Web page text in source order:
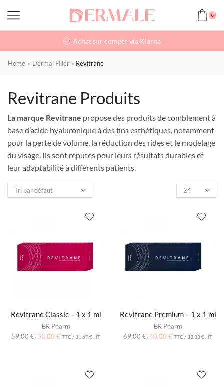
0
Achat sur compte via Klarna
Home » Dermal Filler » Revitrane
Revitrane Produits
La marque Revitrane propose des produits de comblement à
base d’acide hyaluronique à des fins esthétiques, notamment
pour la perte de volume, la réduction des rides et le modelage
du visage. Ils sont réputés pour leurs résultats durables et
leur adaptabilité à différents patients.
Revitrane Classic – 1 x 1 ml
BR Pharm
59,00€ 38,00 € TTC /31,67€ HT
Revitrane Premium – 1 x 1 ml
BR Pharm
69,00€ 40,00 € TTC /33,33€ HT